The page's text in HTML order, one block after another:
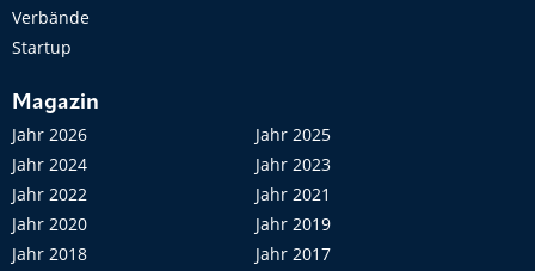
Verbände
Startup
Magazin
Jahr 2026
Jahr 2025
Jahr 2024
Jahr 2023
Jahr 2022
Jahr 2021
Jahr 2020
Jahr 2019
Jahr 2018
Jahr 2017